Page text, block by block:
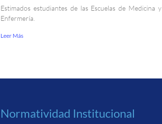
Estimados estudiantes de las Escuelas de Medicina y
Enfermería.
Leer Más
Normatividad Institucional